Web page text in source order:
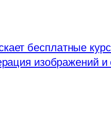
бесплатные
изображений